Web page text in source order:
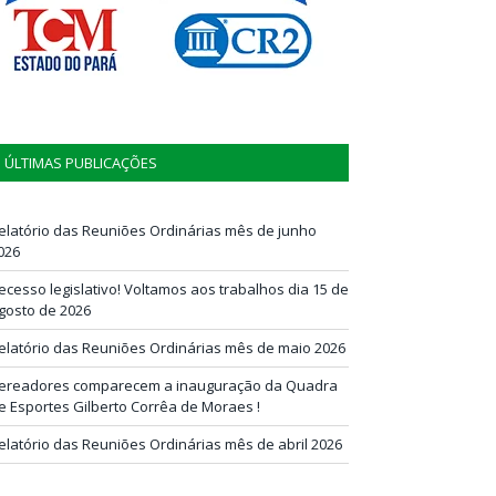
ÚLTIMAS PUBLICAÇÕES
das Reuniões Ordinárias mês de junho
legislativo! Voltamos aos trabalhos dia 15 de
de 2026
das Reuniões Ordinárias mês de maio 2026
comparecem a inauguração da Quadra
Esportes Gilberto Corrêa de Moraes !
das Reuniões Ordinárias mês de abril 2026